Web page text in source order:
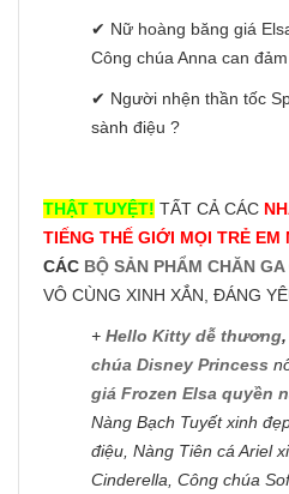
✔ Nữ hoàng băng giá
Công chúa Anna can
✔ Người nhện thần tốc
sành điệu ?
THẬT TUYỆT! TẤT CẢ CÁC
TIẾNG THẾ GIỚI MỌI TRẺ EM
CÁC BỘ SẢN PHẨM CHĂN
VÔ CÙNG XINH XẮN, ĐÁNG
+ Hello Kitty dễ thương,
chúa Disney Princess
giá Frozen Elsa quyền
Nàng Bạch Tuyết xinh
điệu, Nàng Tiên cá Ariel
Cinderella, Công chúa